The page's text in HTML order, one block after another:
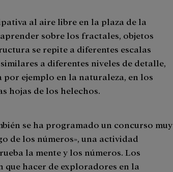
al aire libre en la plaza de la
sobre los fractales, objetos
se repite a diferentes escalas
a diferentes niveles de detalle,
por ejemplo en la naturaleza, en los
hojas de los helechos.
se ha programado un concurso muy
de los números», una actividad
la mente y los números. Los
que hacer de exploradores en la